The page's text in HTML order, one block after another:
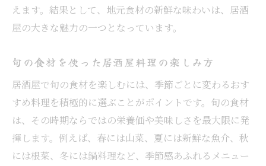
えます。結果として、地元食材の新鮮な味わいは、居酒
屋の大きな魅力の一つとなっています。
旬の食材を使った居酒屋料理の楽しみ方
居酒屋で旬の食材を楽しむには、季節ごとに変わるおす
すめ料理を積極的に選ぶことがポイントです。旬の食材
は、その時期ならではの栄養価や美味しさを最大限に発
揮します。例えば、春には山菜、夏には新鮮な魚介、秋
には根菜、冬には鍋料理など、季節感あふれるメニュー